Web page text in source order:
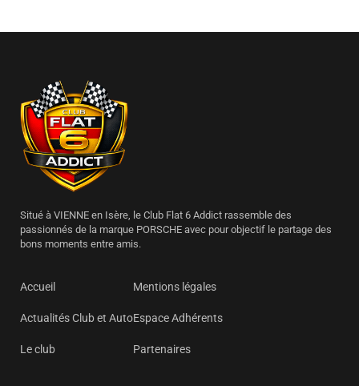
Situé à VIENNE en Isère, le Club Flat 6 Addict rassemble des
passionnés de la marque PORSCHE avec pour objectif le partage des
bons moments entre amis.
Accueil
Actualités Club et Auto
Le club
Mentions légales
Espace Adhérents
Partenaires